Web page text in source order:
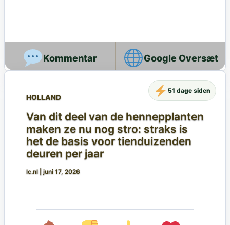
Google Oversæt
HOLLAND
Van dit deel van de hennepplanten
maken ze nu nog stro: straks is
het de basis voor tienduizenden
deuren per jaar
lc.nl juni 17, 2026
51 dage siden